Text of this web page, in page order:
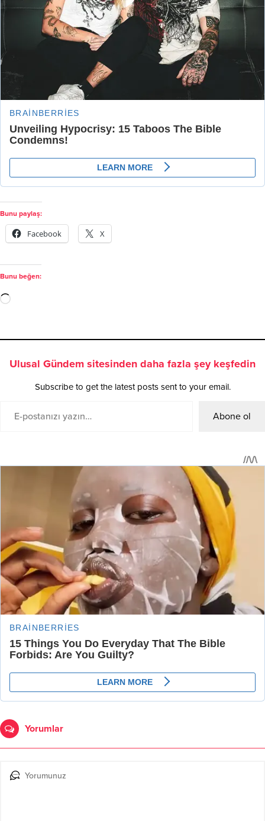
Bunu paylaş:
Facebook X
Bunu beğen:
Ulusal Gündem sitesinden daha fazla şey keşfedin
Subscribe to get the latest posts sent to your email.
Abone ol
Yorumlar